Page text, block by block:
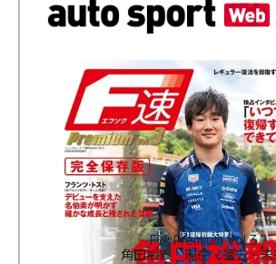
F速 Premium Vol.3
角田裕毅 現在・過去・未